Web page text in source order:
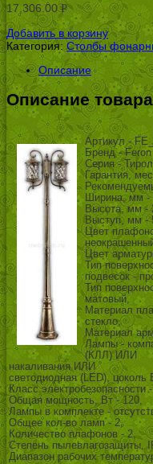
17,306.00Р
УБ.
Добавить в корзину
Категория: Столбы
Описание
Описание товара
Артикул -
Бренд -
Серия -
Гарантия,
Ширина, мм -
Высота, мм -
Выступ, мм -
Цвет
Цвет
Тип
подвесок -
Тип
матовый,
Материал
стекло,
Материал
Лампы -
(КЛЛ) ИЛИ
накаливания ИЛИ
светодиодная (LED), цоколь
Класс электробезопасности
Общая мощность, Вт - 120,
Лампы в комплекте -
Общее кол-во ламп - 2,
Количество плафонов - 2,
Степень пылевлагозащиты,
Диапазон рабочих